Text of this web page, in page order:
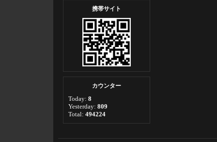
携帯サイト
カウンター
Today: 8
Yesterday: 809
Total: 494224